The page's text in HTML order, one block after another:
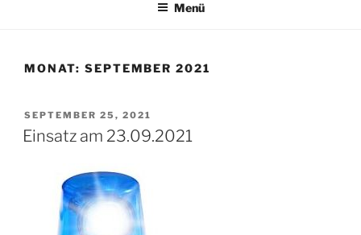
Menü
MONAT: SEPTEMBER 2021
VERÖFFENTLICHT
AM
SEPTEMBER 25, 2021
Einsatz am 23.09.2021